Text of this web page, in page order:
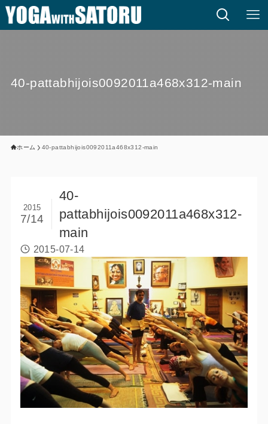
40-pattabhijois0092011a468x312-main
ホーム 40-pattabhijois0092011a468x312-main
40-
pattabhijois0092011a468x312-
main
2015
7/14
2015-07-14